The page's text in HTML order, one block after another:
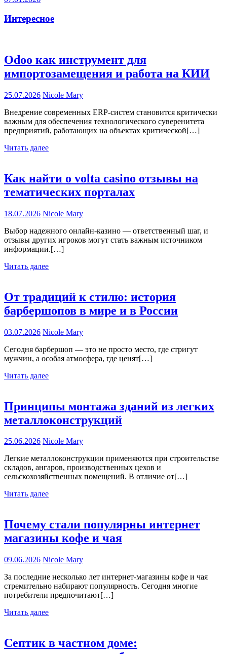
Интересное
Odoo как инструмент для
импортозамещения и работа на КИИ
25.07.2026 Nicole Mary
Внедрение современных ERP-систем становится критически
важным для обеспечения технологического суверенитета
предприятий, работающих на объектах критической[…]
Читать далее
Как найти о volta casino отзывы на
тематических порталах
18.07.2026 Nicole Mary
Выбор надежного онлайн-казино — ответственный шаг, и
отзывы других игроков могут стать важным источником
информации.[…]
Читать далее
От традиций к стилю: история
барбершопов в мире и в России
03.07.2026 Nicole Mary
Сегодня барбершоп — это не просто место, где стригут
мужчин, а особая атмосфера, где ценят[…]
Читать далее
Принципы монтажа зданий из легких
металлоконструкций
25.06.2026 Nicole Mary
Легкие металлоконструкции применяются при строительстве
складов, ангаров, производственных цехов и
сельскохозяйственных помещений. В отличие от[…]
Читать далее
Почему стали популярны интернет
магазины кофе и чая
09.06.2026 Nicole Mary
За последние несколько лет интернет-магазины кофе и чая
стремительно набирают популярность. Сегодня многие
потребители предпочитают[…]
Читать далее
Септик в частном доме: